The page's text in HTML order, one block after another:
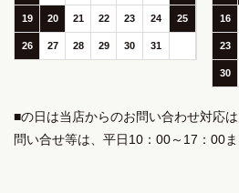
19 20 21 22 23 24 25
26 27 28 29 30 31
16
23
30
■の日は当店からのお問い合わせ対応
問い合せ等は、平日10：00～17：00ま